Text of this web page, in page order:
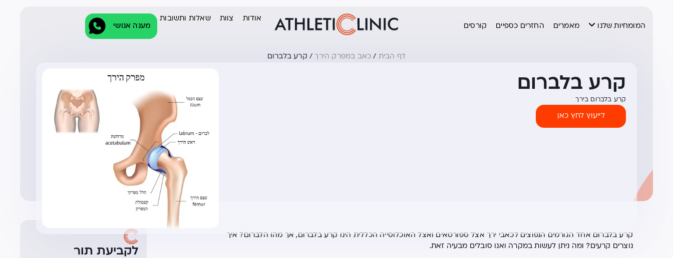
המומחיות שלנו מאמרים החזרים כספיים קורסים
אודות צוות
שאלות ותשובות
מענה אנושי
דף הבית / כאב במפרק הירך/ קרע בלברום
קרע בלברום
קרע בלברום בירך
לייעוץ לחץ כאן
קרע בלברום אחד הגורמים הנפוצים לכאבי ירך אצל ספורטאים ואצל האוכלוסייה הכללית הינו קרע בלברום, אך מהו הלברום? איך
נוצרים קרעים? ומה ניתן לעשות במקרה ואנו סובלים מבעיה זאת.
לקביעת תור